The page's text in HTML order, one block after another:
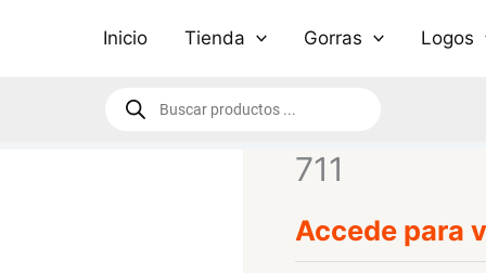
Inicio Tienda Gorras Logos
Búsqueda
de
711
Accede para